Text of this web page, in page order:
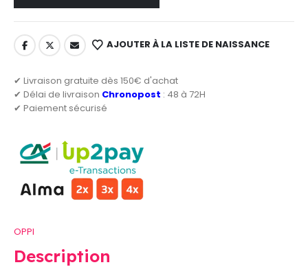
AJOUTER À LA LISTE DE NAISSANCE
✔ Livraison gratuite dès 150€ d'achat
✔ Délai de livraison Chronopost : 48 à 72H
✔ Paiement sécurisé
OPPI
Description